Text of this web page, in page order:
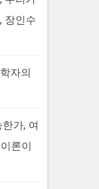
장인수
자의
가, 여
론이